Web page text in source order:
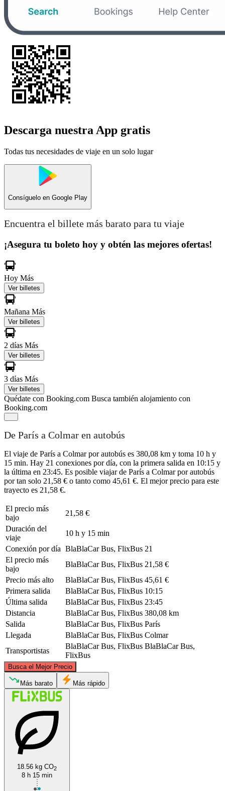
Descarga nuestra App gratis
Todas tus necesidades de viaje en un solo lugar
Consíguelo en Google Play
Encuentra el billete más barato para tu viaje
¡Asegura tu boleto hoy y obtén las mejores ofertas!
Hoy Más
Ver billetes
Mañana Más
Ver billetes
2 días Más
Ver billetes
3 días Más
Ver billetes
Quédate con Booking.com Busca también alojamiento con
Booking.com
De París a Colmar en autobús
El viaje de París a Colmar por autobús es 380,08 km y toma 10 h y
15 min. Hay 21 conexiones por día, con la primera salida en 10:15 y
la última en 23:45. Es posible viajar de París a Colmar por autobús
por tan solo 21,58 € o tanto como 45,61 €. El mejor precio para este
trayecto es 21,58 €.
El precio más
bajo
21,58 €
Duración del
viaje
10 h y 15 min
Conexión por día BlaBlaCar Bus, FlixBus 21
El precio más
bajo
BlaBlaCar Bus, FlixBus 21,58 €
Precio más alto
BlaBlaCar Bus, FlixBus 45,61 €
Primera salida
BlaBlaCar Bus, FlixBus 10:15
Última salida
BlaBlaCar Bus, FlixBus 23:45
Distancia
BlaBlaCar Bus, FlixBus 380,08 km
Salida
BlaBlaCar Bus, FlixBus París
Llegada
BlaBlaCar Bus, FlixBus Colmar
Transportistas
BlaBlaCar Bus, FlixBus BlaBlaCar Bus,
FlixBus
Busca el Mejor Precio
Paris
Más barato Más rápido
18.56 kg CO2
8 h 15 min